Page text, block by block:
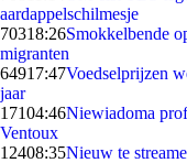
aardappelschilmesje
70318:26Smokkelbende
migranten
64917:47Voedselprijzen
jaar
17104:46Niewiadoma
Ventoux
12408:35Nieuw te